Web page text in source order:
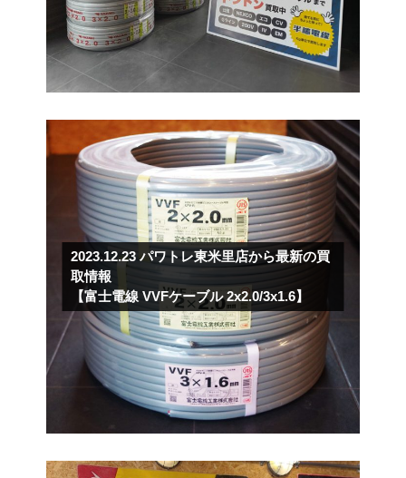
2023.12.23パワトレ東米里店から最新の買
取情報
【富士電線 VVFケーブル 2x2.0/3x1.6】